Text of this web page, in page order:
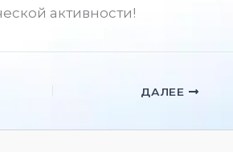
активности!
ДАЛЕЕ